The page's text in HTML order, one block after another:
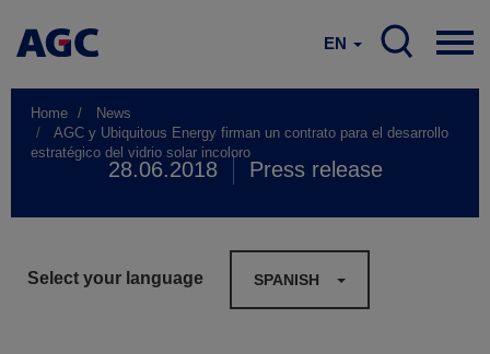
EN
Home
News
AGC y Ubiquitous Energy firman un contrato para el desarrollo
estratégico del vidrio solar incoloro
28.06.2018 Press release
Select your language SPANISH